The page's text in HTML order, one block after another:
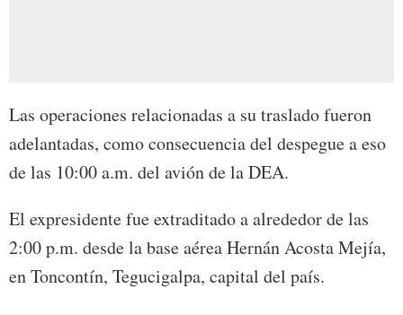
Las operaciones relacionadas a su traslado fueron
adelantadas, como consecuencia del despegue a eso
de las 10:00 a.m. del avión de la DEA.
El expresidente fue extraditado a alrededor de las
2:00 p.m. desde la base aérea Hernán Acosta Mejía,
en Toncontín, Tegucigalpa, capital del país.